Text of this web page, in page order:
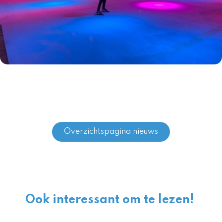
Overzichtspagina nieuws
Ook interessant om te lezen!